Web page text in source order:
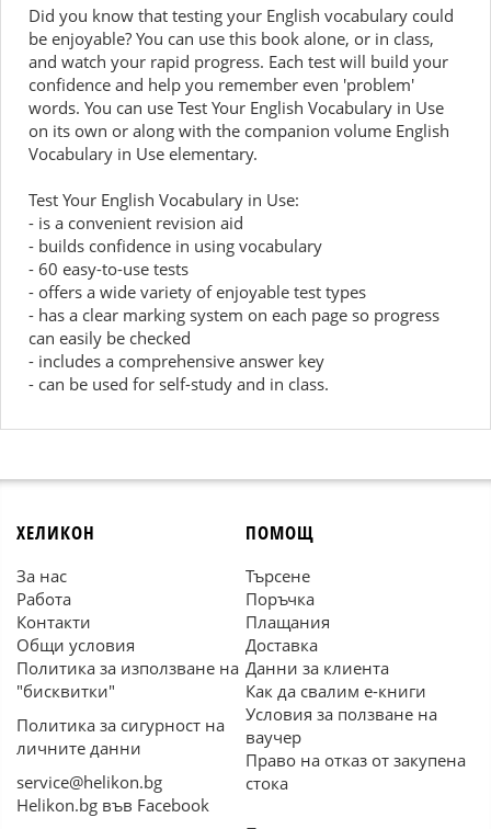
Did you know that testing your English vocabulary could
be enjoyable? You can use this book alone, or in class,
and watch your rapid progress. Each test will build your
confidence and help you remember even 'problem'
words. You can use Test Your English Vocabulary in Use
on its own or along with the companion volume English
Vocabulary in Use elementary.
Test Your English Vocabulary in Use:
- is a convenient revision aid
- builds confidence in using vocabulary
- 60 easy-to-use tests
- offers a wide variety of enjoyable test types
- has a clear marking system on each page so progress
can easily be checked
- includes a comprehensive answer key
- can be used for self-study and in class.
ХЕЛИКОН
За нас
Работа
Контакти
Общи условия
Политика за използване на
"бисквитки"
Политика за сигурност на
личните данни
service@helikon.bg
Helikon.bg във Facebook
ПОМОЩ
Търсене
Поръчка
Плащания
Доставка
Данни за клиента
Как да свалим е-книги
Условия за ползване на
ваучер
Право на отказ от закупена
стока